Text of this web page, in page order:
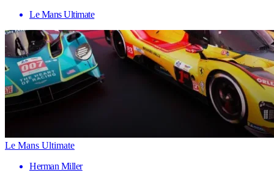
Le Mans Ultimate
Le Mans Ultimate
Herman Miller